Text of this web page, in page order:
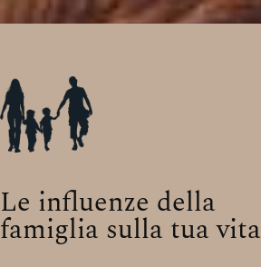
Le influenze della
famiglia sulla tua vita